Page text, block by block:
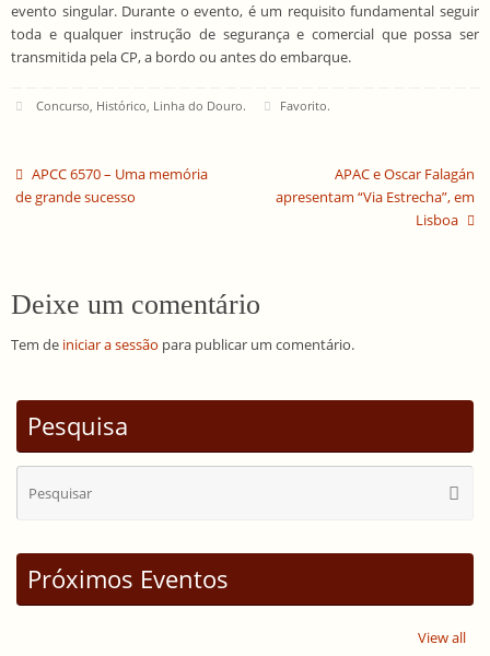
evento singular. Durante o evento, é um requisito fundamental seguir
toda e qualquer instrução de segurança e comercial que possa ser
transmitida pela CP, a bordo ou antes do embarque.
Concurso Histórico Linha do Douro. Favorito.
APCC 6570 – Uma memória
de grande sucesso
APAC e Oscar Falagán
apresentam “Via Estrecha”, em
Lisboa
Deixe um comentário
Tem de iniciar a sessão para publicar um comentário.
Pesquisa
Próximos Eventos
View all